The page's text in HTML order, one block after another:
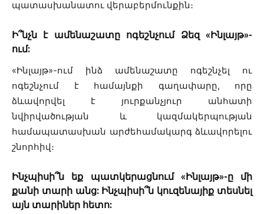
պատասխանատու վերաբերմունքին։
Ի՞նչն է ամենաշատը ոգեշնչում Ձեզ «Ինլայթ»-
ում:
«Ինլայթ»-ում ինձ ամենաշատը ոգեշնչել ու
ոգեշնչում է համայնքի գաղափարը, որը
ձևավորվել է յուրքանչյուր անհատի
նվիրվածության և կազմակերպության
համապատասխան արժեհամակարգ ձևավորելու
շնորհիվ։
Ինչպիսի՞ն եք պատկերացնում «Ինլայթ»-ը մի
քանի տարի անց: Ինչպիսի՞ն կուզենայիք տեսնել
այն տարիներ հետո: